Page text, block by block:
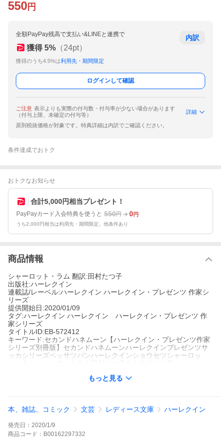
550 円
全額PayPay残高で支払い&LINEと連携で
獲得 5% （24pt）
獲得のうち4.5%は利用先・期間限定
内訳
ログインして確認
ご注意 表示よりも実際の付与数・付与率が少ない場合があります
（付与上限、未確定の付与等）
詳細
原則税抜価格が対象です。特典詳細は内訳でご確認ください。
条件達成でおトク
おトクなお知らせ
合計5,000円相当プレゼント！
PayPayカード入会特典を使うと 550円 0円
うち2,000円相当は利用先・期間限定。他条件あり
商品情報
シャーロット・ラム 翻訳:田村たつ子
出版社:ハーレクイン
連載誌/レーベル:ハーレクイン ハーレクイン・プレゼンツ 作家シ
リーズ
提供開始日:2020/01/09
タグ:ハーレクイン ハーレクイン ハーレクイン・プレゼンツ 作
家シリーズ
タイトルID:EB-572412
キーワード:セカンドハネムーン【ハーレクイン・プレゼンツ作家
シリーズ別冊版】セカンドハネムーンハーレクインプレゼンツサ
ッカシリーズベッサツバンハーレクインショウセツシャーロッ
※当ストアの商品は、アプリでは購入できません。
ハーレクイン ハーレクイン ハーレクイン・プレゼンツ 作家シリ
レオニーは会ったこともない親族の住むギリシアへ旅立った。名
門一族に生まれた亡き母が駆け落ち同然で結婚したため、これま
もっと見る
本、雑誌、コミック 文芸 レディース文庫 ハーレクイン
発売日： 2020/1/9
商品 コード： B00162297332